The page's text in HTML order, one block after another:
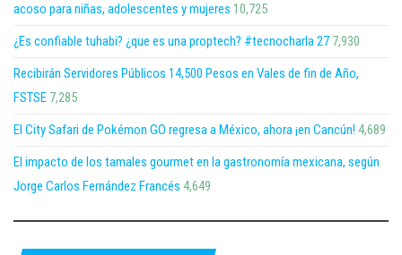
acoso para niñas, adolescentes y mujeres 10,725
¿Es confiable tuhabi? ¿que es una proptech? #tecnocharla 27 7,930
Recibirán Servidores Públicos 14,500 Pesos en Vales de fin de Año,
FSTSE 7,285
El City Safari de Pokémon GO regresa a México, ahora ¡en Cancún! 4,689
El impacto de los tamales gourmet en la gastronomía mexicana, según
Jorge Carlos Fernández Francés 4,649